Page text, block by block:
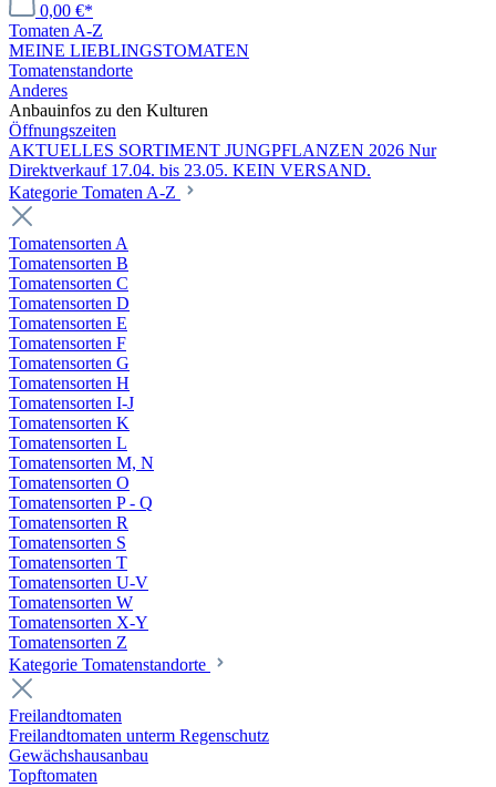
0,00 €*
Tomaten A-Z
MEINE LIEBLINGSTOMATEN
Tomatenstandorte
Anderes
Anbauinfos zu den Kulturen
Öffnungszeiten
AKTUELLES SORTIMENT JUNGPFLANZEN 2026 Nur
Direktverkauf 17.04. bis 23.05. KEIN VERSAND.
Kategorie Tomaten A-Z
Tomatensorten A
Tomatensorten B
Tomatensorten C
Tomatensorten D
Tomatensorten E
Tomatensorten F
Tomatensorten G
Tomatensorten H
Tomatensorten I-J
Tomatensorten K
Tomatensorten L
Tomatensorten M, N
Tomatensorten O
Tomatensorten P - Q
Tomatensorten R
Tomatensorten S
Tomatensorten T
Tomatensorten U-V
Tomatensorten W
Tomatensorten X-Y
Tomatensorten Z
Kategorie Tomatenstandorte
Freilandtomaten
Freilandtomaten unterm Regenschutz
Gewächshausanbau
Topftomaten